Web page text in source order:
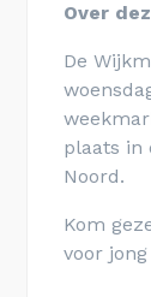
Over
De
plaats in
Noord.
Kom
voor